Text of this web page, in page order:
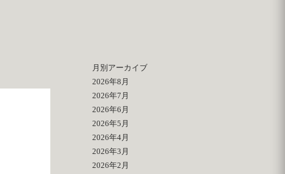
月別アーカイブ
2026年8月
2026年7月
2026年6月
2026年5月
2026年4月
2026年3月
2026年2月